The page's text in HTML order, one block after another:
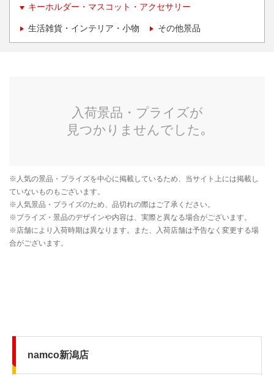
キーホルダー・マスコット・アクセサリー
生活雑貨・インテリア・小物 その他景品
namco新潟店